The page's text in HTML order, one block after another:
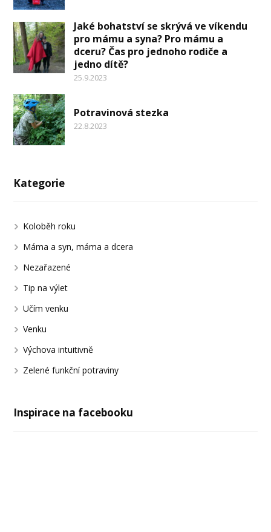
Jaké bohatství se skrývá ve víkendu
pro mámu a syna? Pro mámu a
dceru? Čas pro jednoho rodiče a
jedno dítě?
25.9.2023
Potravinová stezka
22.8.2023
Kategorie
Koloběh roku
Máma a syn, máma a dcera
Nezařazené
Tip na výlet
Učím venku
Venku
Výchova intuitivně
Zelené funkční potraviny
Inspirace na facebooku